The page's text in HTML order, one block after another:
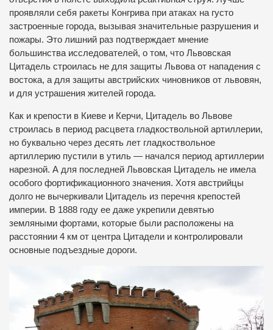
проявляли себя ракеты Конгрива при атаках на густо
застроенные города, вызывая значительные разрушения и
пожары. Это лишний раз подтверждает мнение
большинства исследователей, о том, что Львовская
Цитадель строилась не для защиты Львова от нападения с
востока, а для защиты австрийских чиновников от львовян,
и для устрашения жителей города.
Как и крепости в Киеве и Керчи, Цитадель во Львове
строилась в период расцвета гладкоствольной артиллерии,
но буквально через десять лет гладкоствольное
артиллерию пустили в утиль — начался период артиллерии
нарезной. А для последней Львовская Цитадель не имела
особого фортификационного значения. Хотя австрийцы
долго не вычеркивали Цитадель из перечня крепостей
империи. В 1888 году ее даже укрепили девятью
земляными фортами, которые были расположены на
расстоянии 4 км от центра Цитадели и контролировали
основные подъездные дороги.